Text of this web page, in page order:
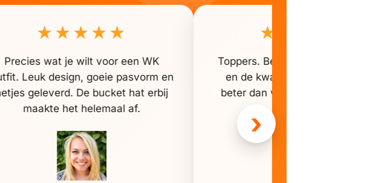
★★★★★
Precies wat je wilt voor een WK
Leuk design, goeie pasvorm en
geleverd. De bucket hat erbij
maakte het helemaal af.
★★★★★
Toppers. Bestelling was snel
en de kwaliteit van het shirt
beter dan verwacht. Ideaal
›